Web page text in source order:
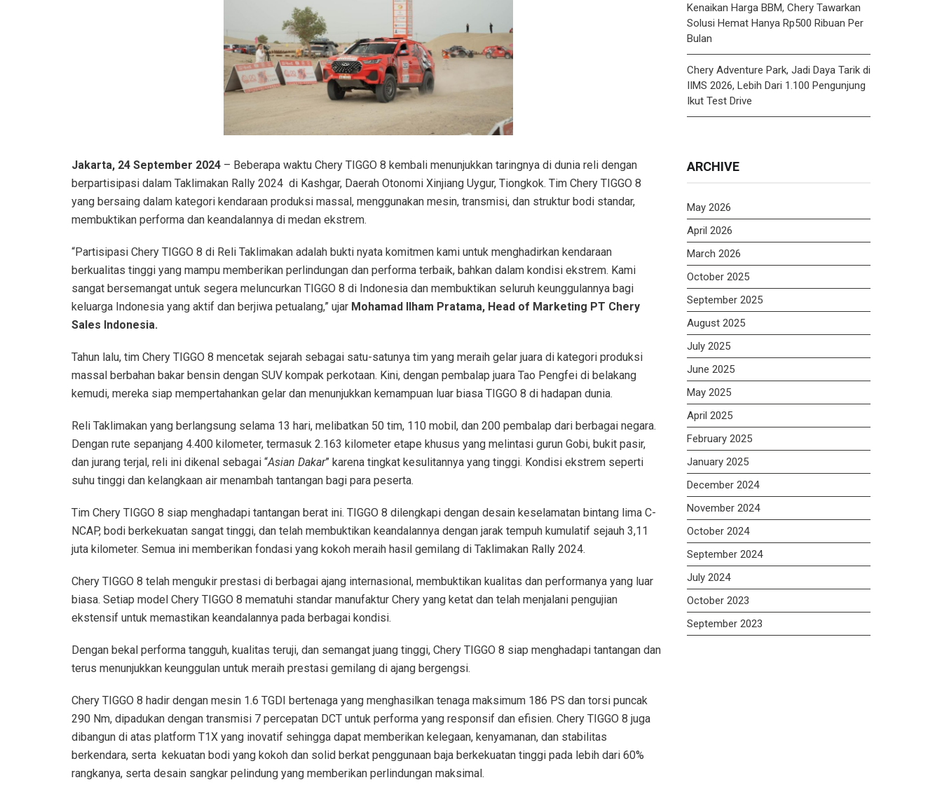
Jakarta, 24 September 2024 – Beberapa waktu Chery TIGGO 8 kembali menunjukkan taringnya di dunia reli dengan
berpartisipasi dalam Taklimakan Rally 2024 di Kashgar, Daerah Otonomi Xinjiang Uygur, Tiongkok. Tim Chery TIGGO 8
yang bersaing dalam kategori kendaraan produksi massal, menggunakan mesin, transmisi, dan struktur bodi standar,
membuktikan performa dan keandalannya di medan ekstrem.
“Partisipasi Chery TIGGO 8 di Reli Taklimakan adalah bukti nyata komitmen kami untuk menghadirkan kendaraan
berkualitas tinggi yang mampu memberikan perlindungan dan performa terbaik, bahkan dalam kondisi ekstrem. Kami
sangat bersemangat untuk segera meluncurkan TIGGO 8 di Indonesia dan membuktikan seluruh keunggulannya bagi
keluarga Indonesia yang aktif dan berjiwa petualang,” ujar Mohamad Ilham Pratama, Head of Marketing PT Chery
Sales Indonesia.
Tahun lalu, tim Chery TIGGO 8 mencetak sejarah sebagai satu-satunya tim yang meraih gelar juara di kategori produksi
massal berbahan bakar bensin dengan SUV kompak perkotaan. Kini, dengan pembalap juara Tao Pengfei di belakang
kemudi, mereka siap mempertahankan gelar dan menunjukkan kemampuan luar biasa TIGGO 8 di hadapan dunia.
Reli Taklimakan yang berlangsung selama 13 hari, melibatkan 50 tim, 110 mobil, dan 200 pembalap dari berbagai negara.
Dengan rute sepanjang 4.400 kilometer, termasuk 2.163 kilometer etape khusus yang melintasi gurun Gobi, bukit pasir,
dan jurang terjal, reli ini dikenal sebagai “Asian Dakar” karena tingkat kesulitannya yang tinggi. Kondisi ekstrem seperti
suhu tinggi dan kelangkaan air menambah tantangan bagi para peserta.
Tim Chery TIGGO 8 siap menghadapi tantangan berat ini. TIGGO 8 dilengkapi dengan desain keselamatan bintang lima C-
NCAP, bodi berkekuatan sangat tinggi, dan telah membuktikan keandalannya dengan jarak tempuh kumulatif sejauh 3,11
juta kilometer. Semua ini memberikan fondasi yang kokoh meraih hasil gemilang di Taklimakan Rally 2024.
Chery TIGGO 8 telah mengukir prestasi di berbagai ajang internasional, membuktikan kualitas dan performanya yang luar
biasa. Setiap model Chery TIGGO 8 mematuhi standar manufaktur Chery yang ketat dan telah menjalani pengujian
ekstensif untuk memastikan keandalannya pada berbagai kondisi.
Dengan bekal performa tangguh, kualitas teruji, dan semangat juang tinggi, Chery TIGGO 8 siap menghadapi tantangan dan
terus menunjukkan keunggulan untuk meraih prestasi gemilang di ajang bergengsi.
Chery TIGGO 8 hadir dengan mesin 1.6 TGDI bertenaga yang menghasilkan tenaga maksimum 186 PS dan torsi puncak
290 Nm, dipadukan dengan transmisi 7 percepatan DCT untuk performa yang responsif dan efisien. Chery TIGGO 8 juga
dibangun di atas platform T1X yang inovatif sehingga dapat memberikan kelegaan, kenyamanan, dan stabilitas
berkendara, serta kekuatan bodi yang kokoh dan solid berkat penggunaan baja berkekuatan tinggi pada lebih dari 60%
rangkanya, serta desain sangkar pelindung yang memberikan perlindungan maksimal.
Kenaikan Harga BBM, Chery Tawarkan
Solusi Hemat Hanya Rp500 Ribuan Per
Bulan
Chery Adventure Park, Jadi Daya Tarik di
IIMS 2026, Lebih Dari 1.100 Pengunjung
Ikut Test Drive
ARCHIVE
May 2026
April 2026
March 2026
October 2025
September 2025
August 2025
July 2025
June 2025
May 2025
April 2025
February 2025
January 2025
December 2024
November 2024
October 2024
September 2024
July 2024
October 2023
September 2023